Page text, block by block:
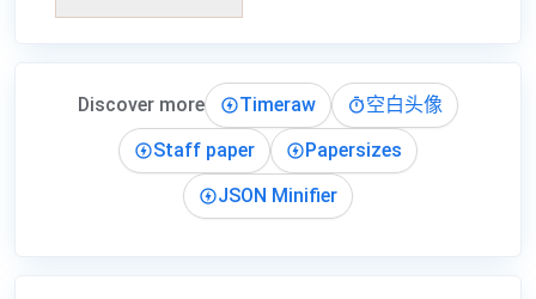
Discover more Timeraw
空白头像
Staff paper
Papersizes
JSON Minifier